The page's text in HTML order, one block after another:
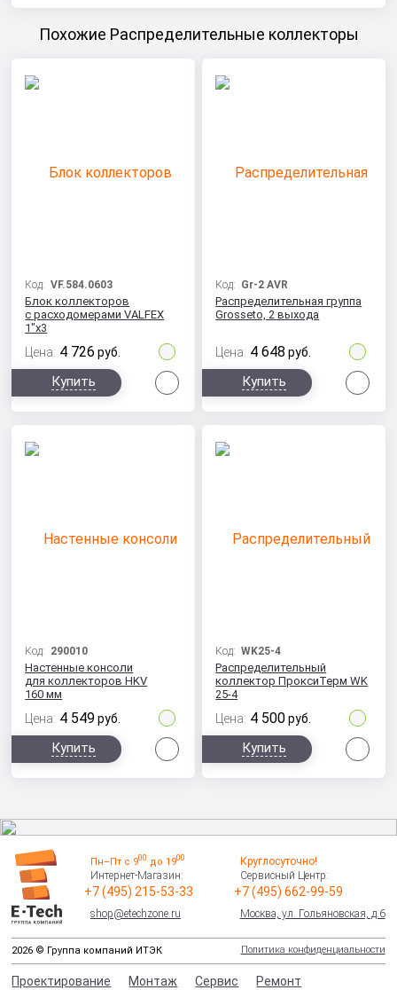
Похожие Распределительные коллекторы
Код:VF.584.0603
Блок коллекторов
с расходомерами VALFEX
1"х3
Цена: 4 726 руб.
Купить
Код: Gr-2 AVR
Распределительная группа
Grosseto, 2 выхода
Цена: 4 648 руб.
Купить
Код: 290010
Настенные консоли
для коллекторов HKV
160 мм
Цена: 4 549 руб.
Купить
Код:WK25-4
Распределительный
коллектор ПроксиТерм WK
25-4
Цена: 4 500 руб.
Купить
Пн–Пт с 900 до 1900
Интернет-Магазин:
+7 (495) 215-53-33
shop@etechzone.ru
Круглосуточно!
Сервисный Центр:
+7 (495) 662-99-59
Москва, ул. Гольяновская, д.6
2026 © Группа компаний ИТЭК Политика конфиденциальности
Проектирование Монтаж Сервис Ремонт